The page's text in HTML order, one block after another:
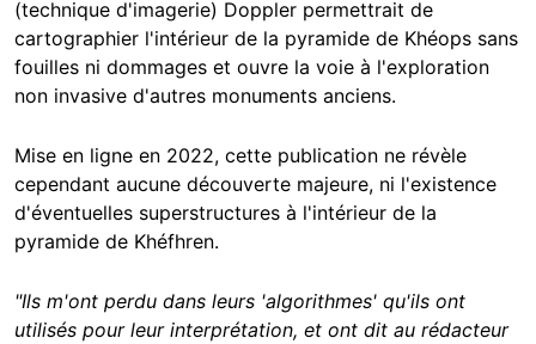
(technique d'imagerie) Doppler permettrait de
cartographier l'intérieur de la pyramide de Khéops sans
fouilles ni dommages et ouvre la voie à l'exploration
non invasive d'autres monuments anciens.
Mise en ligne en 2022, cette publication ne révèle
cependant aucune découverte majeure, ni l'existence
d'éventuelles superstructures à l'intérieur de la
pyramide de Khéfhren.
"Ils m'ont perdu dans leurs 'algorithmes' qu'ils ont
utilisés pour leur interprétation, et ont dit au rédacteur